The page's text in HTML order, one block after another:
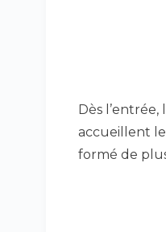
Dès
accueillent le
formé de